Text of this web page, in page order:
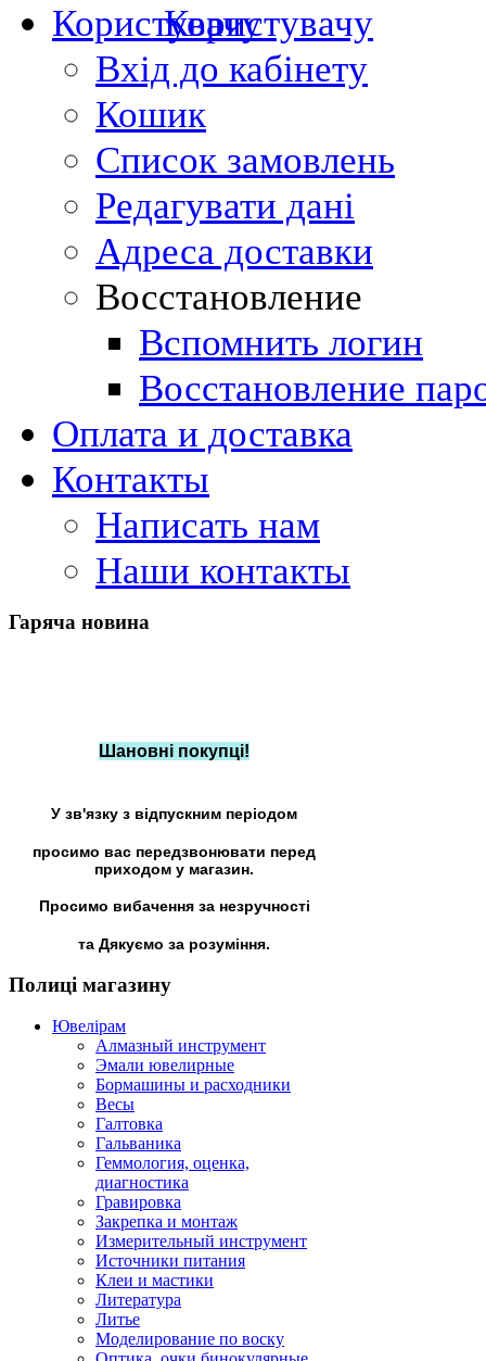
Користувачу
Вхід до кабінету
Кошик
Список замовлень
Редагувати дані
Адреса доставки
Восстановление
Вспомнить логин
Восстановление
Оплата и доставка
Контакты
Написать нам
Наши контакты
Гаряча новина
Шановні покупці!
У зв'язку з відпускним періодом
просимо вас передзвонювати перед
приходом у магазин.
Просимо вибачення за незручності
та Дякуємо за розуміння.
Полиці магазину
Ювелірам
Алмазный инструмент
Эмали ювелирные
Бормашины и расходники
Весы
Галтовка
Гальваника
Геммология, оценка,
диагностика
Гравировка
Закрепка и монтаж
Измерительный инструмент
Источники питания
Клеи и мастики
Литература
Литье
Моделирование по воску